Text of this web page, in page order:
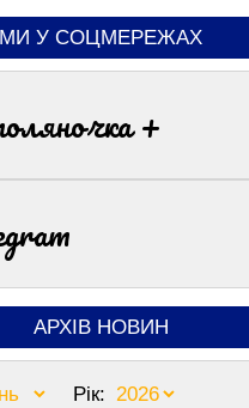
МИ У СОЦМЕРЕЖАХ
+
АРХІВ НОВИН
Рік: